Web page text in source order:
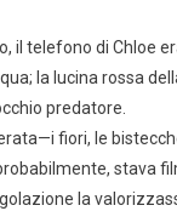
il telefono di Chloe
la lucina rossa
predatore.
fiori, le
stava
la